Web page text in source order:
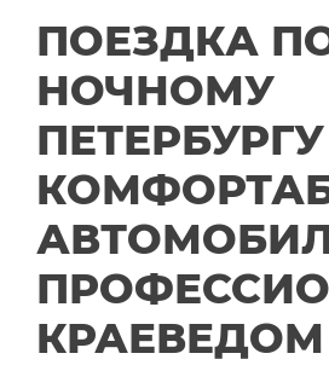
ЭКСКУРСИИ ПО СОЧИ
О НАС
ПОЕЗДКА
НОЧНОМУ
КРАЕВЕДОМ